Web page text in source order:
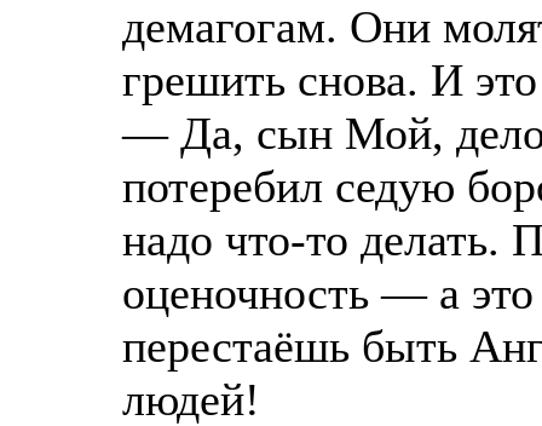
демагогам. Они
грешить снова. И
— Да, сын Мой, дело
потеребил седую
надо что-то делать.
оценочность — а
перестаёшь быть
людей!